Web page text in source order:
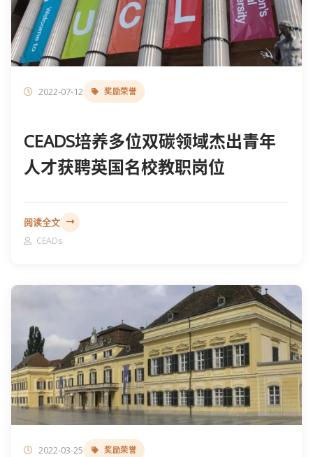
2022-07-12 奖励荣誉
CEADS培养多位双碳领域杰出青年
人才获聘英国名校教职岗位
阅读全文
CEADs
2022-03-25 奖励荣誉